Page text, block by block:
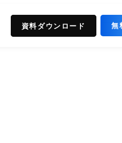
資料ダウンロード 無